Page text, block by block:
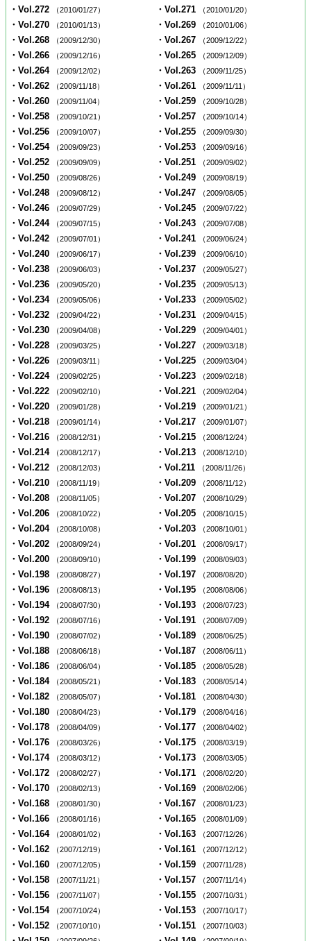
・Vol.272 （2010/01/27） ・Vol.271 （2010/01/20）
・Vol.270 （2010/01/13） ・Vol.269 （2010/01/06）
・Vol.268 （2009/12/30） ・Vol.267 （2009/12/22）
・Vol.266 （2009/12/16） ・Vol.265 （2009/12/09）
・Vol.264 （2009/12/02） ・Vol.263 （2009/11/25）
・Vol.262 （2009/11/18） ・Vol.261 （2009/11/11）
・Vol.260 （2009/11/04） ・Vol.259 （2009/10/28）
・Vol.258 （2009/10/21） ・Vol.257 （2009/10/14）
・Vol.256 （2009/10/07） ・Vol.255 （2009/09/30）
・Vol.254 （2009/09/23） ・Vol.253 （2009/09/16）
・Vol.252 （2009/09/09） ・Vol.251 （2009/09/02）
・Vol.250 （2009/08/26） ・Vol.249 （2009/08/19）
・Vol.248 （2009/08/12） ・Vol.247 （2009/08/05）
・Vol.246 （2009/07/29） ・Vol.245 （2009/07/22）
・Vol.244 （2009/07/15） ・Vol.243 （2009/07/08）
・Vol.242 （2009/07/01） ・Vol.241 （2009/06/24）
・Vol.240 （2009/06/17） ・Vol.239 （2009/06/10）
・Vol.238 （2009/06/03） ・Vol.237 （2009/05/27）
・Vol.236 （2009/05/20） ・Vol.235 （2009/05/13）
・Vol.234 （2009/05/06） ・Vol.233 （2009/05/02）
・Vol.232 （2009/04/22） ・Vol.231 （2009/04/15）
・Vol.230 （2009/04/08） ・Vol.229 （2009/04/01）
・Vol.228 （2009/03/25） ・Vol.227 （2009/03/18）
・Vol.226 （2009/03/11） ・Vol.225 （2009/03/04）
・Vol.224 （2009/02/25） ・Vol.223 （2009/02/18）
・Vol.222 （2009/02/10） ・Vol.221 （2009/02/04）
・Vol.220 （2009/01/28） ・Vol.219 （2009/01/21）
・Vol.218 （2009/01/14） ・Vol.217 （2009/01/07）
・Vol.216 （2008/12/31） ・Vol.215 （2008/12/24）
・Vol.214 （2008/12/17） ・Vol.213 （2008/12/10）
・Vol.212 （2008/12/03） ・Vol.211 （2008/11/26）
・Vol.210 （2008/11/19） ・Vol.209 （2008/11/12）
・Vol.208 （2008/11/05） ・Vol.207 （2008/10/29）
・Vol.206 （2008/10/22） ・Vol.205 （2008/10/15）
・Vol.204 （2008/10/08） ・Vol.203 （2008/10/01）
・Vol.202 （2008/09/24） ・Vol.201 （2008/09/17）
・Vol.200 （2008/09/10） ・Vol.199 （2008/09/03）
・Vol.198 （2008/08/27） ・Vol.197 （2008/08/20）
・Vol.196 （2008/08/13） ・Vol.195 （2008/08/06）
・Vol.194 （2008/07/30） ・Vol.193 （2008/07/23）
・Vol.192 （2008/07/16） ・Vol.191 （2008/07/09）
・Vol.190 （2008/07/02） ・Vol.189 （2008/06/25）
・Vol.188 （2008/06/18） ・Vol.187 （2008/06/11）
・Vol.186 （2008/06/04） ・Vol.185 （2008/05/28）
・Vol.184 （2008/05/21） ・Vol.183 （2008/05/14）
・Vol.182 （2008/05/07） ・Vol.181 （2008/04/30）
・Vol.180 （2008/04/23） ・Vol.179 （2008/04/16）
・Vol.178 （2008/04/09） ・Vol.177 （2008/04/02）
・Vol.176 （2008/03/26） ・Vol.175 （2008/03/19）
・Vol.174 （2008/03/12） ・Vol.173 （2008/03/05）
・Vol.172 （2008/02/27） ・Vol.171 （2008/02/20）
・Vol.170 （2008/02/13） ・Vol.169 （2008/02/06）
・Vol.168 （2008/01/30） ・Vol.167 （2008/01/23）
・Vol.166 （2008/01/16） ・Vol.165 （2008/01/09）
・Vol.164 （2008/01/02） ・Vol.163 （2007/12/26）
・Vol.162 （2007/12/19） ・Vol.161 （2007/12/12）
・Vol.160 （2007/12/05） ・Vol.159 （2007/11/28）
・Vol.158 （2007/11/21） ・Vol.157 （2007/11/14）
・Vol.156 （2007/11/07） ・Vol.155 （2007/10/31）
・Vol.154 （2007/10/24） ・Vol.153 （2007/10/17）
・Vol.152 （2007/10/10） ・Vol.151 （2007/10/03）